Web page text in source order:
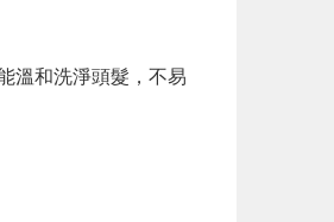
溫和洗淨頭髮，不易